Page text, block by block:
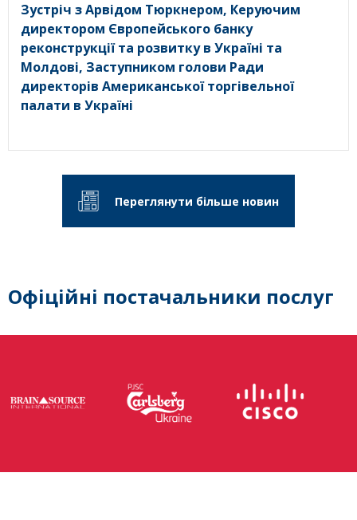
Зустріч з Арвідом Тюркнером, Керуючим
директором Європейського банку
реконструкції та розвитку в Україні та
Молдові, Заступником голови Ради
директорів Американської торгівельної
палати в Україні
Переглянути більше новин
Офіційні постачальники послуг